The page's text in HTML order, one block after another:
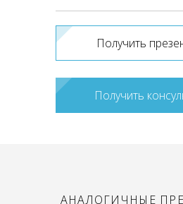
Получить
Получить
АНАЛОГИЧНЫЕ